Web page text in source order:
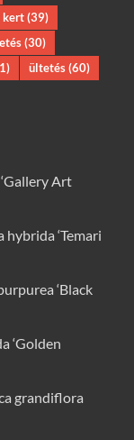
kert(39)
(30)
ültetés(60)
Art
‘Temari
‘Black
‘Golden
grandiflora